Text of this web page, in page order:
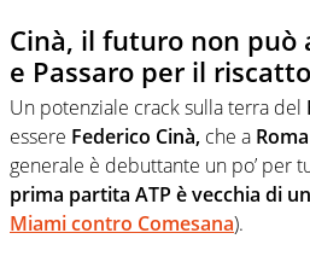
Cinà, il futuro non può
e Passaro per il riscatto
Un potenziale crack sulla terra del
essere Federico Cinà, che a Roma
generale è debuttante un po’ per
prima partita ATP è vecchia di
Miami contro Comesana).